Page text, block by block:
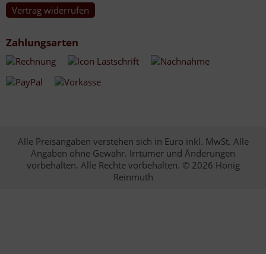
Vertrag widerrufen
Zahlungsarten
Alle Preisangaben verstehen sich in Euro inkl. MwSt. Alle
Angaben ohne Gewähr. Irrtümer und Änderungen
vorbehalten. Alle Rechte vorbehalten. © 2026 Honig
Reinmuth